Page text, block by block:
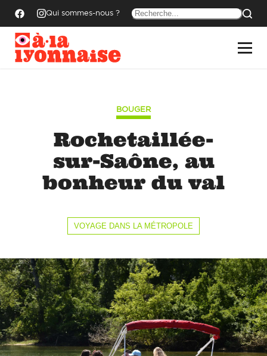
Qui sommes-nous ?
BOUGER
Rochetaillée-
sur-Saône, au
bonheur du val
VOYAGE DANS LA MÉTROPOLE